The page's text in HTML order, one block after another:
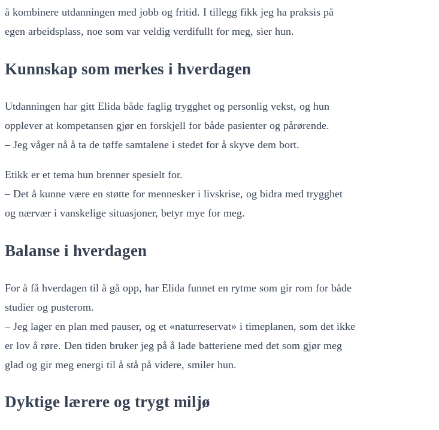
å kombinere utdanningen med jobb og fritid. I tillegg fikk jeg ha praksis på
egen arbeidsplass, noe som var veldig verdifullt for meg, sier hun.
Kunnskap som merkes i hverdagen
Utdanningen har gitt Elida både faglig trygghet og personlig vekst, og hun
opplever at kompetansen gjør en forskjell for både pasienter og pårørende.
– Jeg våger nå å ta de tøffe samtalene i stedet for å skyve dem bort.
Etikk er et tema hun brenner spesielt for.
– Det å kunne være en støtte for mennesker i livskrise, og bidra med trygghet
og nærvær i vanskelige situasjoner, betyr mye for meg.
Balanse i hverdagen
For å få hverdagen til å gå opp, har Elida funnet en rytme som gir rom for både
studier og pusterom.
– Jeg lager en plan med pauser, og et «naturreservat» i timeplanen, som det ikke
er lov å røre. Den tiden bruker jeg på å lade batteriene med det som gjør meg
glad og gir meg energi til å stå på videre, smiler hun.
Dyktige lærere og trygt miljø